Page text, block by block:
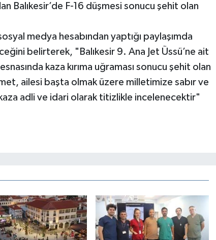
Balıkesir’de F-16 düşmesi sonucu şehit olan
medya hesabından yaptığı paylaşımda
belirterek, "Balıkesir 9. Ana Jet Üssü’ne ait
kaza kırıma uğraması sonucu şehit olan
ailesi başta olmak üzere milletimize sabır ve
adli ve idari olarak titizlikle incelenecektir"